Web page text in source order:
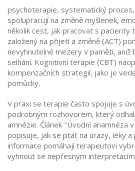
psychoterapie, systematický
spolupracují na změně myšlenek,
několik cest, jak pracovat s pacienty
založený na přijetí a změně (ACT)
nevyhnutelné mezery v paměti, aniž
selhání. Kognitivní terapie (CBT)
kompenzačních strategií, jako je
pomůcky.
V praxi se terapie často spojuje s
podrobným rozhovorem, který
amnézie. Článek "Úvodní anamnéza
popisuje, jak se ptát na úrazy, léky
informace pomáhají terapeutovi
vyhnout se nepřesným